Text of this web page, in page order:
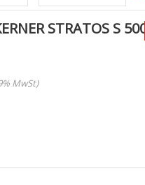
STRATOS S 500
MwSt)